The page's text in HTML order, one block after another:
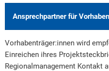
Ansprechpartner für
Vorhabenträger:innen wird
Einreichen ihres
Regionalmanagement Kontakt